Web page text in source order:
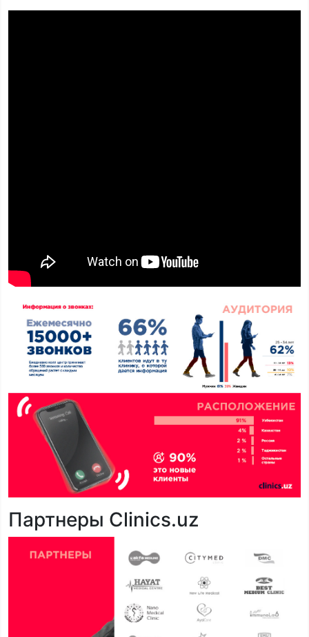
Партнеры Clinics.uz